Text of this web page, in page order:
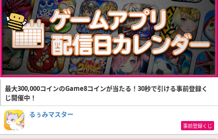
最大300,000コインのGame8コインが当たる！30秒で引ける事前登録く
じ開催中！
るぅみマスター
事前登録くじ